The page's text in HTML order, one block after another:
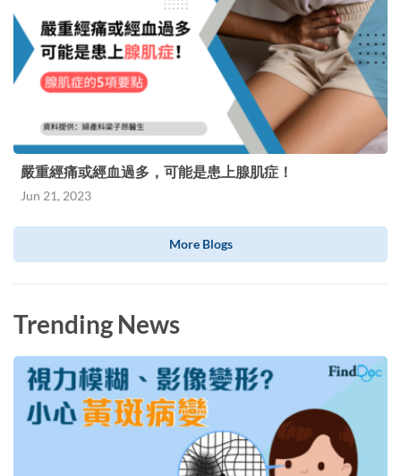
嚴重經痛或經血過多，可能是患上腺肌症！
Jun 21, 2023
More Blogs
Trending News